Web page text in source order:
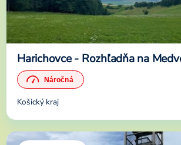
Harichovce - Rozhľadňa na
Košický kraj